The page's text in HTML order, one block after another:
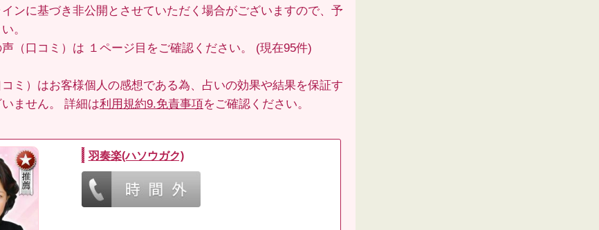
ンに基づき非公開とさせていただく場合がございますので、予
。
（口コミ）は １ページ目 をご確認ください。 (現在95件)
ミ）はお客様個人の感想である為、占いの効果や結果を保証す
ません。 詳細は利用規約9.免責事項をご確認ください。
羽奏楽(ハソウガク)